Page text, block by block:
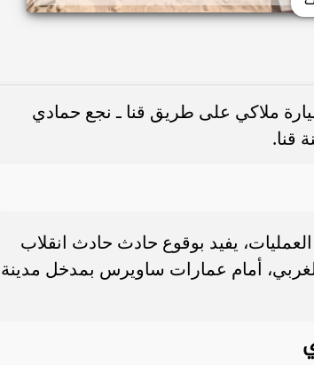
ملاكي على طريق قنا ـ نجع حمادي
قنا.
يفيد بوقوع حادث حادث انقلاب
أمام عمارات ساويرس بمدخل مدينة